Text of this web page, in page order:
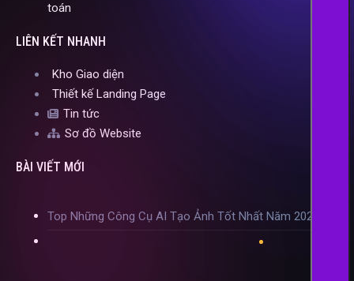
toán
LIÊN KẾT NHANH
Kho Giao diện
Thiết kế Landing Page
Tin tức
Sơ đồ Website
BÀI VIẾT MỚI
Top Những Công Cụ AI Tạo Ảnh Tốt Nhất Năm 2024